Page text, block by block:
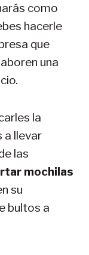
como
hacerle
que
una
la
a llevar
las
mochilas
su
bultos a